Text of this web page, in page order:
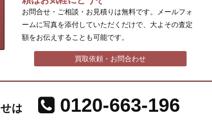
お問合せ・ご相談・お見積りは無料です。メールフォ
ームに写真を添付していただくだけで、大よその査定
額をお伝えすることも可能です。
買取依頼・お問合わせ
は 0120-663-196